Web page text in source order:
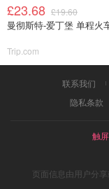
£23.68 £19.60
曼彻斯特-爱丁堡 单程火
Trip.com
联系我们
隐私条款
触
页面信息由用户分